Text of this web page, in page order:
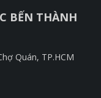
BẾN THÀNH
Quán, TP.HCM